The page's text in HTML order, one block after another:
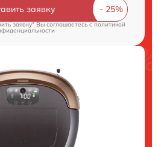
заявку
заявку" Вы соглашаетесь cполитикой